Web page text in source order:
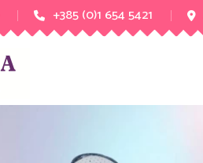
+385 (0)1 654 5421